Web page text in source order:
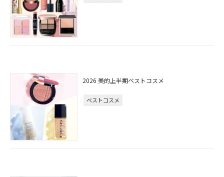
2026 美的上半期ベストコスメ
ベストコスメ